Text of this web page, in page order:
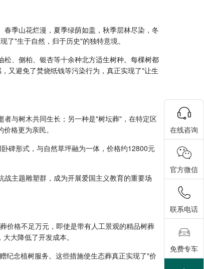
季山花烂漫，夏季绿荫如盖，秋季层林尽染，冬
"生于自然，归于历史"的独特意境。
、侧柏、银杏等十余种北方适生树种。每棵树都
又避免了焚烧纸钱等污染行为，真正实现了"让生
与树木共同生长；另一种是"树坛葬"，在特定区
格更为亲民。
碑形式，与自然草坪融为一体，价格约12800元
主题雕塑群，成为开展爱国主义教育的重要场
价格不足万元，即使是带有人工景观的精品树葬
大降低了开发成本。
纪念植树服务。这些措施使生态葬真正实现了"价
在线咨询
官方微信
联系电话
免费专车